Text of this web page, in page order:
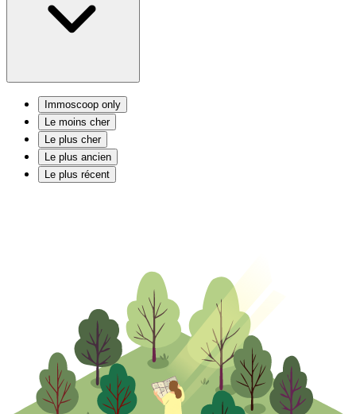
Immoscoop only
Le moins cher
Le plus cher
Le plus ancien
Le plus récent